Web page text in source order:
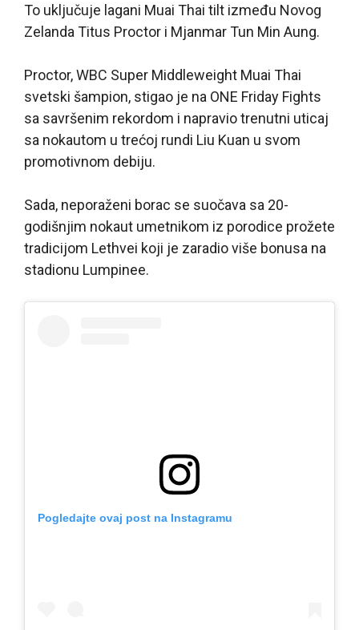
To uključuje lagani Muai Thai tilt između Novog
Zelanda Titus Proctor i Mjanmar Tun Min Aung.
Proctor, WBC Super Middleweight Muai Thai
svetski šampion, stigao je na ONE Friday Fights
sa savršenim rekordom i napravio trenutni uticaj
sa nokautom u trećoj rundi Liu Kuan u svom
promotivnom debiju.
Sada, neporaženi borac se suočava sa 20-
godišnjim nokaut umetnikom iz porodice prožete
tradicijom Lethvei koji je zaradio više bonusa na
stadionu Lumpinee.
Pogledajte ovaj post na Instagramu